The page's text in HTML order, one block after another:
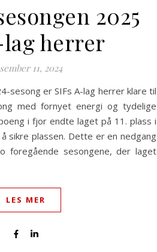
2025
herrer
11, 2024
sesong er SIFs A-lag herrer klare til
med fornyet energi og tydelige
i fjor endte laget på 11. plass i
sikre plassen. Dette er en nedgang
foregående sesongene, der laget
LES MER